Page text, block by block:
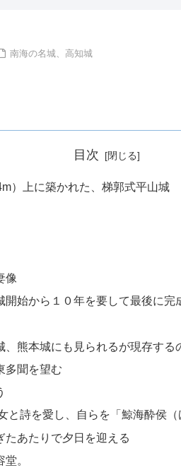
南海の名城、高知城
目次
）上に築かれた、梯郭式平山城
像
開始から１０年を要して最後に完
、熊本城にも見られるが現存する
多聞を望む
と詩を愛し、自らを「鯨海酔侯
あたりで夕日を迎える
。